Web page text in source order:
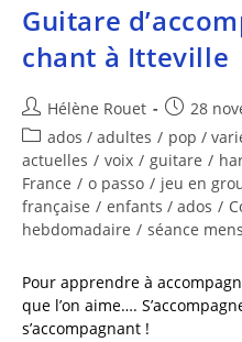
Guitare
chant à Itteville
Hélène Rouet
28
ados / adultes / pop /
actuelles / voix / guitare /
France / o passo / jeu en
française / enfants / ados /
hebdomadaire / séance
Pour apprendre à
que l’on aime….
s’accompagnant !